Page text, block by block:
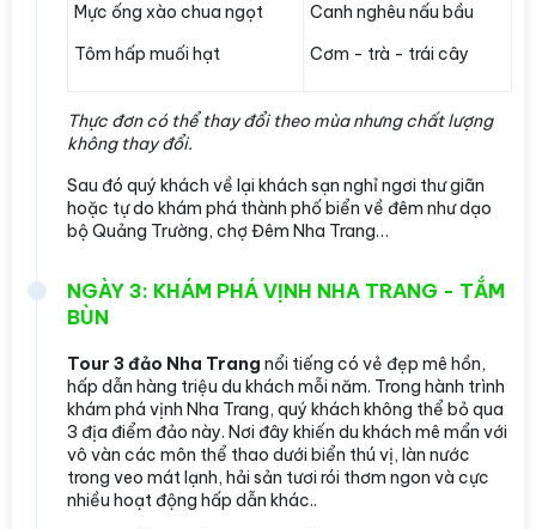
Mực ống xào chua ngọt
Tôm hấp muối hạt
Canh nghêu nấu bầu
Cơm - trà - trái cây
Thực đơn có thể thay đổi theo mùa nhưng chất lượng
không thay đổi.
Sau đó quý khách về lại khách sạn nghỉ ngơi thư giãn
hoặc tự do khám phá thành phố biển về đêm như dạo
bộ Quảng Trường, chợ Đêm Nha Trang…
NGÀY 3: KHÁM PHÁ VỊNH NHA TRANG - TẮM
BÙN
Tour 3 đảo Nha Trang nổi tiếng có vẻ đẹp mê hồn,
hấp dẫn hàng triệu du khách mỗi năm. Trong hành trình
khám phá vịnh Nha Trang, quý khách không thể bỏ qua
3 địa điểm đảo này. Nơi đây khiến du khách mê mẩn với
vô vàn các môn thể thao dưới biển thú vị, làn nước
trong veo mát lạnh, hải sản tươi rói thơm ngon và cực
nhiều hoạt động hấp dẫn khác..